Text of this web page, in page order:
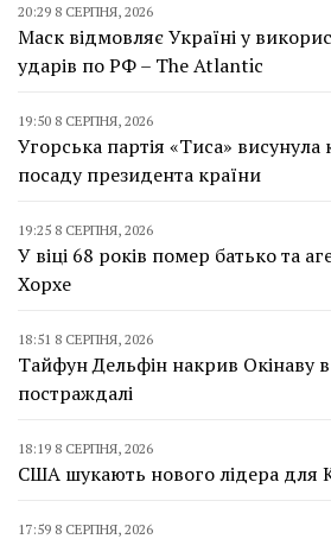
20:29 8 СЕРПНЯ, 2026
Маск відмовляє Україні у
ударів по РФ – The Atlantic
19:50 8 СЕРПНЯ, 2026
Угорська партія «Тиса»
посаду президента країни
19:25 8 СЕРПНЯ, 2026
У віці 68 років помер батько та
Хорхе
18:51 8 СЕРПНЯ, 2026
Тайфун Дельфін накрив Окінаву в
постраждалі
18:19 8 СЕРПНЯ, 2026
США шукають нового лідера для
17:59 8 СЕРПНЯ, 2026